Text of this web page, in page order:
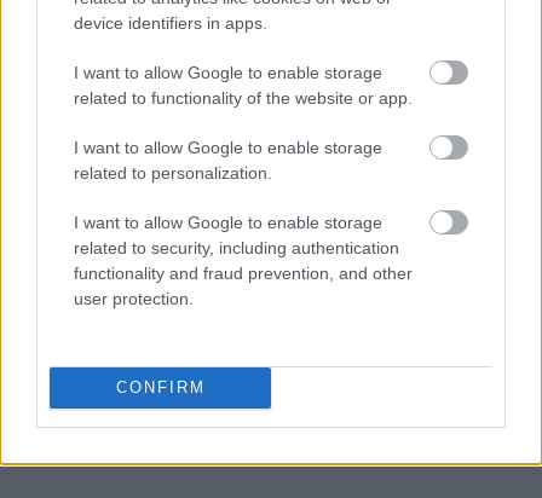
device identifiers in apps.
I want to allow Google to enable storage
related to functionality of the website or app.
I want to allow Google to enable storage
related to personalization.
I want to allow Google to enable storage
related to security, including authentication
functionality and fraud prevention, and other
user protection.
CONFIRM